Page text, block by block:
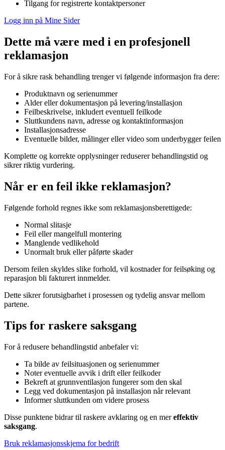
Tilgang for registrerte kontaktpersoner
Logg inn på Mine Sider
Dette må være med i en profesjonell
reklamasjon
For å sikre rask behandling trenger vi følgende informasjon fra dere:
Produktnavn og serienummer
Alder eller dokumentasjon på levering/installasjon
Feilbeskrivelse, inkludert eventuell feilkode
Sluttkundens navn, adresse og kontaktinformasjon
Installasjonsadresse
Eventuelle bilder, målinger eller video som underbygger feilen
Komplette og korrekte opplysninger reduserer behandlingstid og
sikrer riktig vurdering.
Når er en feil ikke reklamasjon?
Følgende forhold regnes ikke som reklamasjonsberettigede:
Normal slitasje
Feil eller mangelfull montering
Manglende vedlikehold
Unormalt bruk eller påførte skader
Dersom feilen skyldes slike forhold, vil kostnader for feilsøking og
reparasjon bli fakturert innmelder.
Dette sikrer forutsigbarhet i prosessen og tydelig ansvar mellom
partene.
Tips for raskere saksgang
For å redusere behandlingstid anbefaler vi:
Ta bilde av feilsituasjonen og serienummer
Noter eventuelle avvik i drift eller feilkoder
Bekreft at grunnventilasjon fungerer som den skal
Legg ved dokumentasjon på installasjon når relevant
Informer sluttkunden om videre prosess
Disse punktene bidrar til raskere avklaring og en mereffektiv
saksgang.
Bruk reklamasjonsskjema for bedrift